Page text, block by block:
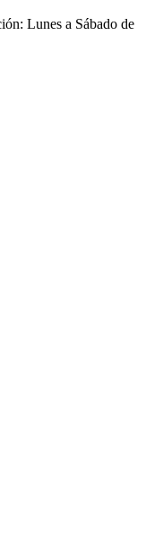
Lunes a Sábado de